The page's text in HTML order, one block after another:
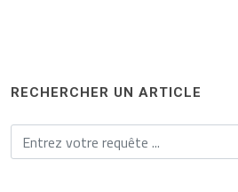
RECHERCHER UN ARTICLE